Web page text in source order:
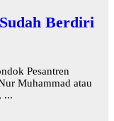
Berdiri
Pesantren
Muhammad atau
...